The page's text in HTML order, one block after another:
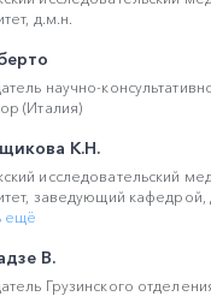
д.м.н.
научно-
(Италия)
К.Н.
исследовательский
заведующий кафедрой,
ещё
В.
Грузинского